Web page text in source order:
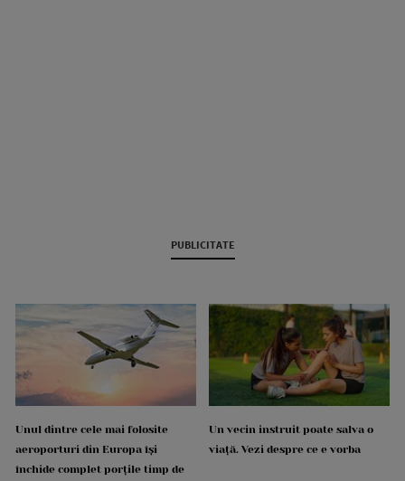
PUBLICITATE
Unul dintre cele mai folosite
aeroporturi din Europa își
închide complet porțile timp de
Un vecin instruit poate salva o
viață. Vezi despre ce e vorba